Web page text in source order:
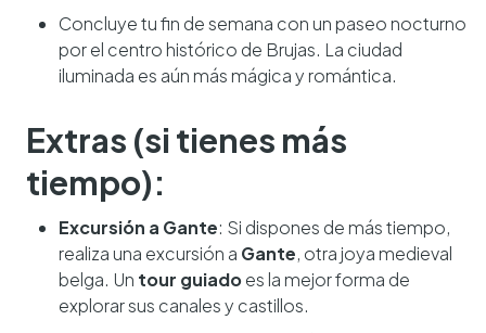
Concluye tu fin de semana con un paseo nocturno
por el centro histórico de Brujas. La ciudad
iluminada es aún más mágica y romántica.
Extras (si tienes más
tiempo):
Excursión a Gante: Si dispones de más tiempo,
realiza una excursión a Gante, otra joya medieval
belga. Un tour guiadoes la mejor forma de
explorar sus canales y castillos.